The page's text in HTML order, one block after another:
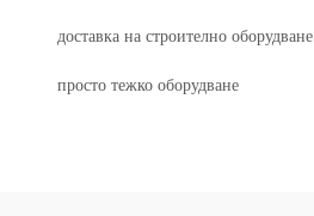
доставка на строително оборудване
просто тежко оборудване